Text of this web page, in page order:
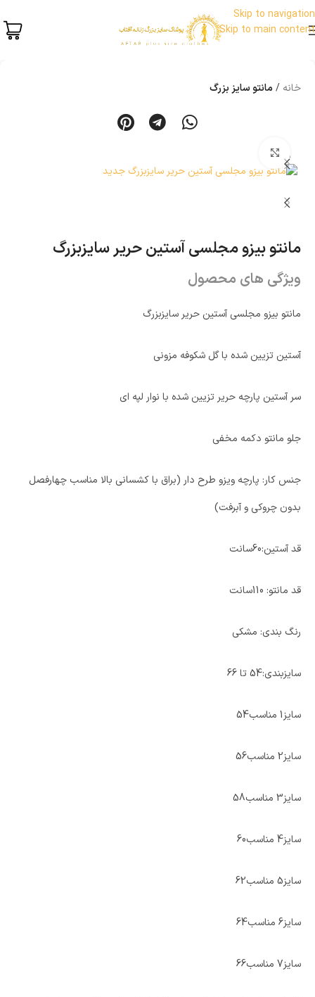
Skip to navigation
Skip to main content
خانه مانتو سایز بزرگ
ناموجود
مانتو بیزو مجلسی آستین حریر سایزبزرگ
ویژگی های محصول
مانتو بیزو مجلسی آستین حریر سایزبزرگ
آستین تزیین شده با گل شکوفه مزونی
سر آستین پارچه حریر تزیین شده با نوار لپه ای
جلو مانتو دکمه مخفی
جنس کار: پارچه ویزو طرح دار (براق با کشسانی بالا مناسب چهارفصل
بدون چروکی و آبرفت)
قد آستین:60سانت
قد مانتو: 110سانت
رنگ بندی: مشکی
سایزبندی:54 تا 66
سایز1 مناسب54
سایز2 مناسب56
سایز3 مناسب58
سایز4 مناسب60
سایز5 مناسب62
سایز6 مناسب64
سایز7 مناسب66